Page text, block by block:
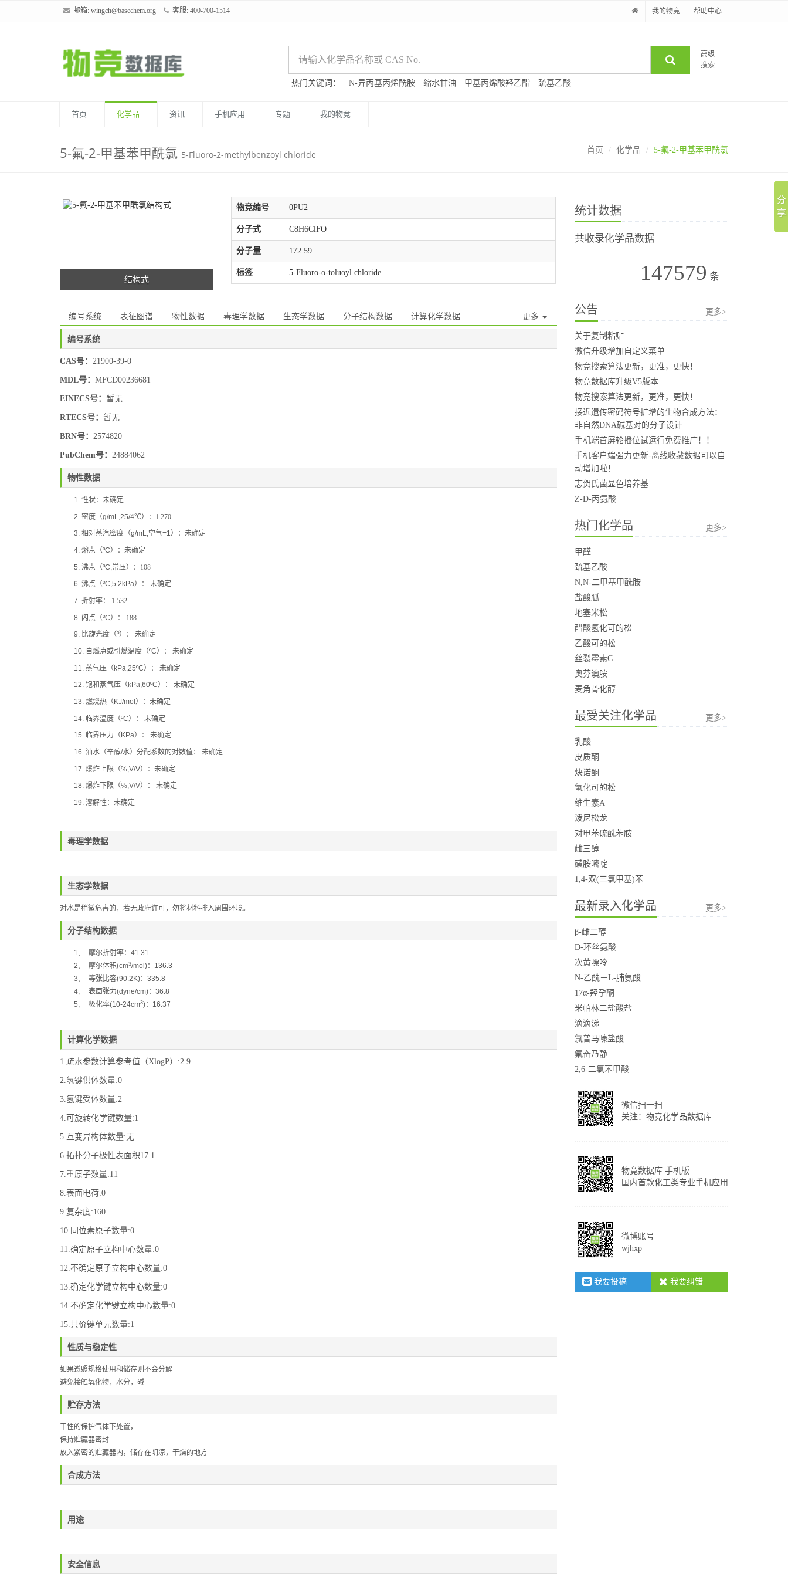
邮箱: wingch@basechem.org 客服: 400-700-1514 我的物竞 帮助中心
高级
搜索
热门关键词： N-异丙基丙烯酰胺 缩水甘油 甲基丙烯酸羟乙酯 巯基乙酸
首页 化学品 资讯 手机应用 专题 我的物竞
5-氟-2-甲基苯甲酰氯 5-Fluoro-2-methylbenzoyl chloride 首页 化学品 5-氟-2-甲基苯甲酰氯
结构式
物竞编号 0PU2
分子式 C8H6ClFO
分子量 172.59
标签 5-Fluoro-o-toluoyl chloride
编号系统 表征图谱 物性数据 毒理学数据 生态学数据 分子结构数据 计算化学数据 更多
编号系统
CAS号： 21900-39-0
MDL号： MFCD00236681
EINECS号： 暂无
RTECS号： 暂无
BRN号： 2574820
PubChem号： 24884062
物性数据
1. 性状： 未确定
2. 密度（g/mL,25/4℃）： 1.270
3. 相对蒸汽密度（g/mL,空气=1） ： 未确定
4. 熔点（ºC）： 未确定
5. 沸点（ºC, 常压）： 108
6. 沸点（ºC,5.2kPa）： 未确定
7. 折射率： 1.532
8. 闪点（ºC）： 188
9. 比旋光度（º）： 未确定
10. 自燃点或引燃温度（ºC）： 未确定
11. 蒸气压（kPa,25ºC）： 未确定
12. 饱和蒸气压（ kPa,60ºC）： 未确定
13. 燃烧热（KJ/mol）： 未确定
14. 临界温度（ºC）： 未确定
15. 临界压力（ KPa）： 未确定
16. 油水（辛醇/水）分配系数的对数值： 未确定
17. 爆炸上限（%,V/V）： 未确定
18. 爆炸下限（%,V/V）： 未确定
19. 溶解性： 未确定
毒理学数据
生态学数据
对水是稍微危害的，若无政府许可，勿将材料排入周围环境。
分子结构数据
1、 摩尔折射率： 41.31
2、
摩尔体积(cm3/mol)： 136.3
3、
等张比容(90.2K)： 335.8
4、
表面张力(dyne/cm)： 36.8
5、
极化率(10-24cm3)： 16.37
计算化学数据
1.疏水参数计算参考值（XlogP）:2.9
2.氢键供体数量:0
3.氢键受体数量:2
4.可旋转化学键数量:1
5.互变异构体数量:无
6.拓扑分子极性表面积17.1
7.重原子数量:11
8.表面电荷:0
9.复杂度:160
10.同位素原子数量:0
11.确定原子立构中心数量:0
12.不确定原子立构中心数量:0
13.确定化学键立构中心数量:0
14.不确定化学键立构中心数量:0
15.共价键单元数量:1
性质与稳定性
如果遵照规格使用和储存则不会分解
避免接触氧化物，水分，碱
贮存方法
干性的保护气体下处置，
保持贮藏器密封
放入紧密的贮藏器内，储存在阴凉，干燥的地方
合成方法
用途
安全信息
统计数据
共收录化学品数据
147579 条
公告 更多>
关于复制粘贴
微信升级增加自定义菜单
物竞搜索算法更新，更准，更快！
物竞数据库升级V5版本
物竞搜索算法更新，更准，更快！
接近遗传密码符号扩增的生物合成方法：
非自然DNA碱基对的分子设计
手机端首屏轮播位试运行免费推广！！
手机客户端强力更新-离线收藏数据可以自
动增加啦！
志贺氏菌显色培养基
Z-D-丙氨酸
热门化学品 更多>
甲醛
巯基乙酸
N,N-二甲基甲酰胺
盐酸胍
地塞米松
醋酸氢化可的松
乙酸可的松
丝裂霉素C
奥芬澳胺
麦角骨化醇
最受关注化学品 更多>
乳酸
皮质酮
炔诺酮
氢化可的松
维生素A
泼尼松龙
对甲苯硫酰苯胺
雌三醇
磺胺嘧啶
1,4-双(三氯甲基)苯
最新录入化学品 更多>
β-雌二醇
D-环丝氨酸
次黄嘌呤
N-乙酰－L-脯氨酸
17α-羟孕酮
米帕林二盐酸盐
滴滴涕
氯普马嗪盐酸
氟奋乃静
2,6-二氯苯甲酸
微信扫一扫
关注：物竞化学品数据库
物竟数据库 手机版
国内首款化工类专业手机应用
微博账号
wjhxp
我要投稿 我要纠错